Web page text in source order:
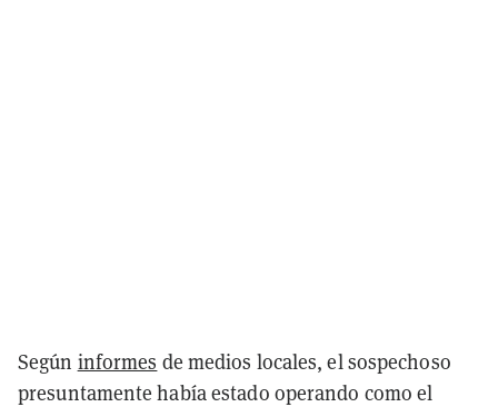
Según informes de medios locales, el sospechoso
presuntamente había estado operando como el